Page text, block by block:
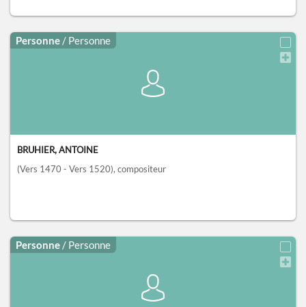
Personne / Personne
BRUHIER, ANTOINE
(Vers 1470 - Vers 1520), compositeur
Personne / Personne